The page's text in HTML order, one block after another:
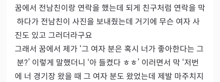
꿈에서 전남친이랑 연락을 했는데 되게 친구처럼 연락을 막
하다가 전남친이 사진을 보내줬는데 거기에 무슨 여자 사
진도 있고 그러더라구요
그래서 꿈에서 제가 ‘그 여자 분은 혹시 너가 좋아한다는 그
분?’ 이렇게 말했더니 ‘아 들켰다 ㅎㅎ’ 이러면서 막 ‘저번
에 너 경기장 왔을 때 그 여자 분도 왔었는데 제발 마주치지